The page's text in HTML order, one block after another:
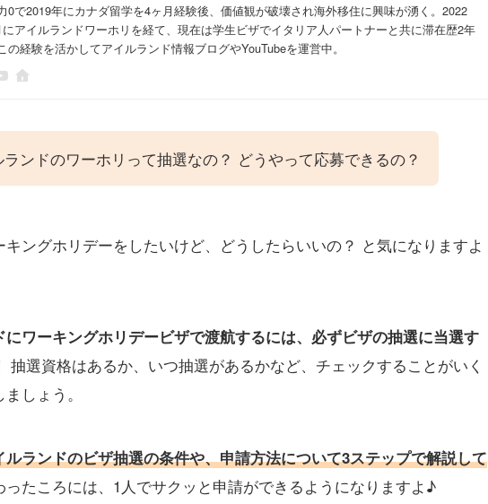
0で2019年にカナダ留学を4ヶ月経験後、価値観が破壊され海外移住に興味が湧く。2022
アイルランドワーホリを経て、現在は学生ビザでイタリア人パートナーと共に滞在歴2年
の経験を活かしてアイルランド情報ブログやYouTubeを運営中。
ランドのワーホリって抽選なの？ どうやって応募できるの？
ングホリデーをしたいけど、どうしたらいいの？ と気になりますよ
にワーキングホリデービザで渡航するには、必ずビザの抽選に当選す
抽選資格はあるか、いつ抽選があるかなど、チェックすることがいく
しょう。
ルランドのビザ抽選の条件や、申請方法について3ステップで解説して
ったころには、1人でサクッと申請ができるようになりますよ♪